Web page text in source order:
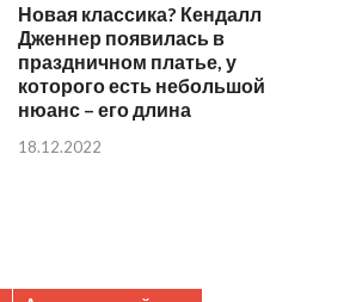
Новая классика? Кендалл
Дженнер появилась в
праздничном платье, у
которого есть небольшой
нюанс – его длина
18.12.2022